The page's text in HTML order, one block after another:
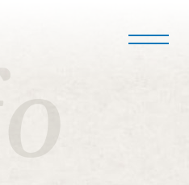
について